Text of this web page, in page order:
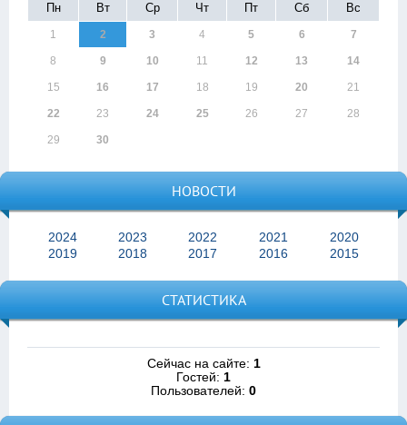
Пн
Вт Ср Чт Пт Сб Вс
1 2 3 4 5 6 7
8 9 10 11 12 13 14
15 16 17 18 19 20 21
22 23 24 25 26 27 28
29 30
НОВОСТИ
2024 2023 2022 2021
2020
2019
2018 2017 2016 2015
СТАТИСТИКА
Сейчас на сайте: 1
Гостей: 1
Пользователей: 0